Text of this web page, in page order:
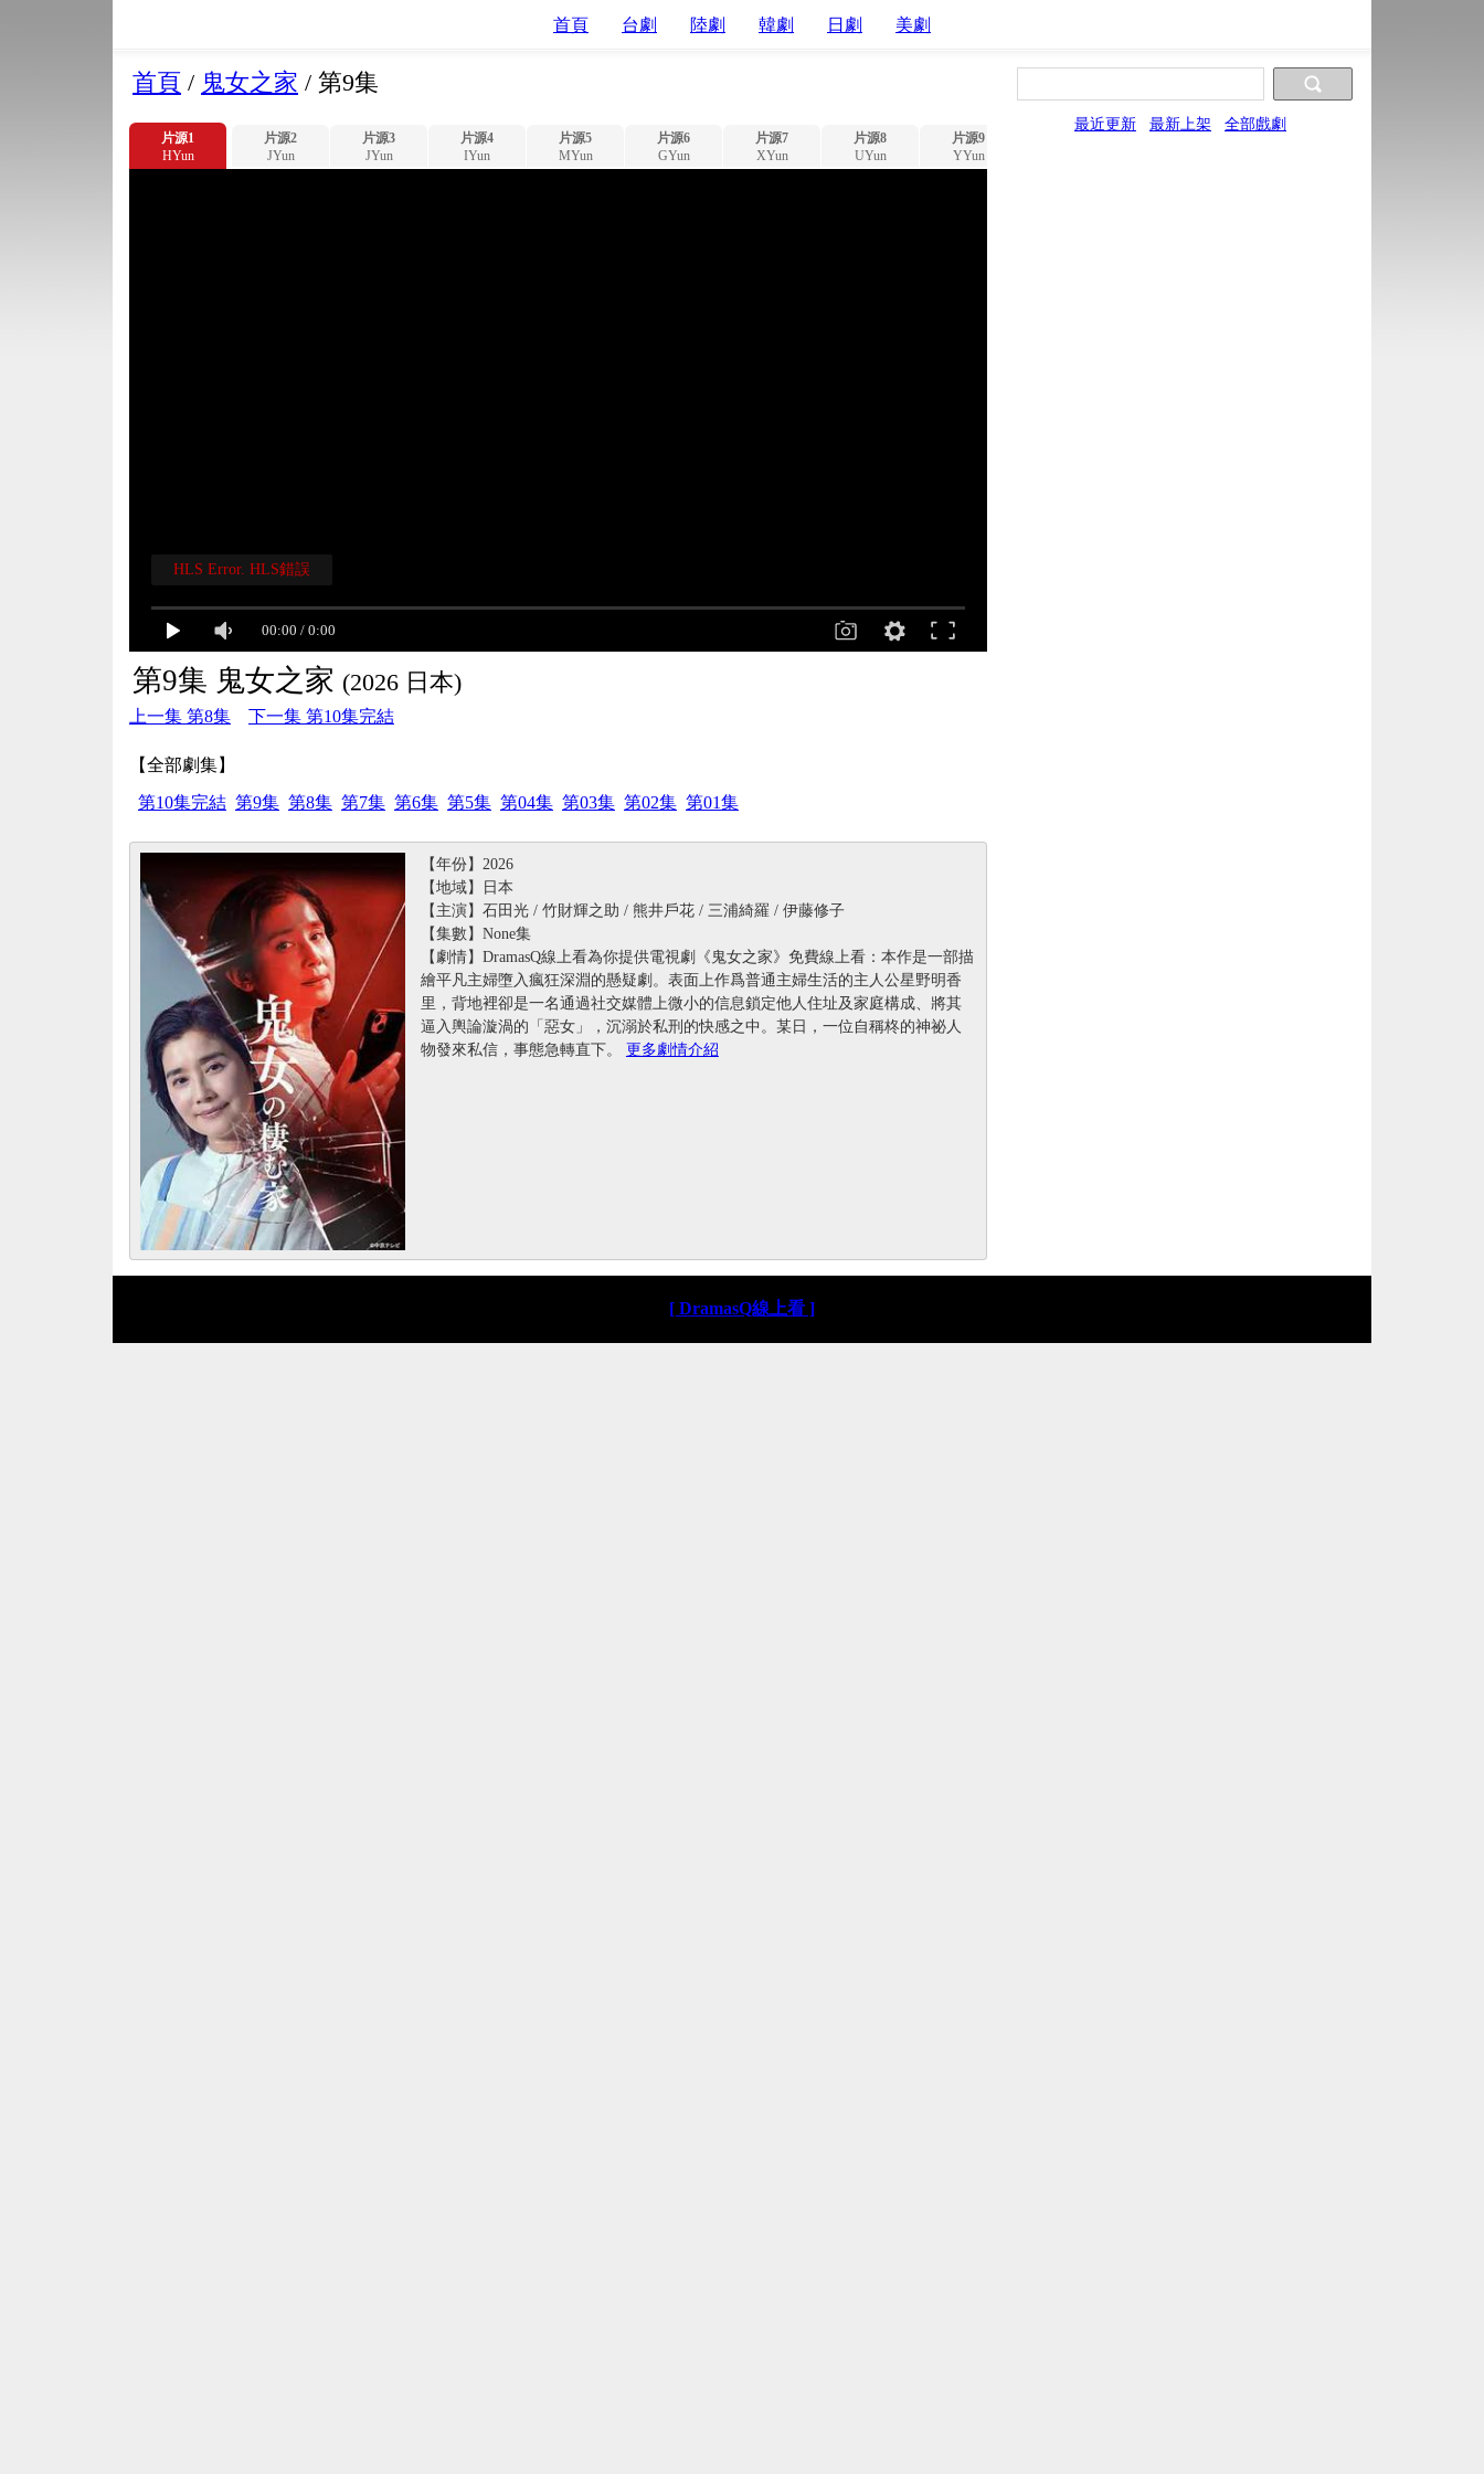
首頁 台劇 陸劇 韓劇 日劇 美劇
最近更新 最新上架 全部戲劇
首頁 / 鬼女之家 / 第9集
片源1
HYun
片源2
JYun
片源3
JYun
片源4
IYun
片源5
MYun
片源6
GYun
片源7
XYun
片源8
UYun
片源9
YYun
00:00 / 0:00
HLS Error. HLS錯誤
第9集 鬼女之家 (2026 日本)
上一集 第8集 下一集 第10集完結
【全部劇集】
第10集完結 第9集 第8集 第7集 第6集 第5集 第04集 第03集 第02集 第01集
【年份】2026
【地域】日本
【主演】石田光 / 竹財輝之助 / 熊井戶花 / 三浦綺羅 / 伊藤修子
【集數】None集
【劇情】DramasQ線上看為你提供電視劇《鬼女之家》免費線上看：本作是一部描
繪平凡主婦墮入瘋狂深淵的懸疑劇。表面上作爲普通主婦生活的主人公星野明香
里，背地裡卻是一名通過社交媒體上微小的信息鎖定他人住址及家庭構成、將其
逼入輿論漩渦的「惡女」，沉溺於私刑的快感之中。某日，一位自稱柊的神祕人
物發來私信，事態急轉直下。 更多劇情介紹
[ DramasQ線上看 ]